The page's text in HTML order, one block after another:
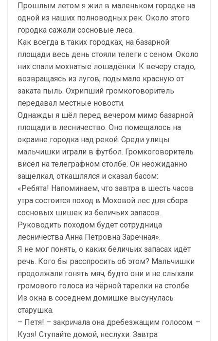
Прошлым летом я жил в маленьком городке на
одной из наших полноводных рек. Около этого
городка сажали сосновые леса.
Как всегда в таких городках, на базарной
площади весь день стояли телеги с сеном. Около
них спали мохнатые лошадёнки. К вечеру стадо,
возвращаясь из лугов, подымало красную от
заката пыль. Охрипший громкоговоритель
передавал местные новости.
Однажды я шёл перед вечером мимо базарной
площади в лесничество. Оно помещалось на
окраине городка над рекой. Среди улицы
мальчишки играли в футбол. Громкоговоритель
висел на телеграфном столбе. Он неожиданно
защелкал, откашлялся и сказал басом:
«Ребята! Напоминаем, что завтра в шесть часов
утра состоится поход в Моховой лес для сбора
сосновых шишек из беличьих запасов.
Руководить походом будет сотрудница
лесничества Анна Петровна Заречная».
Я не мог понять, о каких беличьих запасах идёт
речь. Кого бы расспросить об этом? Мальчишки
продолжали гонять мяч, будто они и не слыхали
громового голоса из чёрной тарелки на столбе.
Из окна в соседнем домишке высунулась
старушка.
– Петя! – закричала она дребезжащим голосом. –
Кузя! Ступайте домой, неслухи. Завтра